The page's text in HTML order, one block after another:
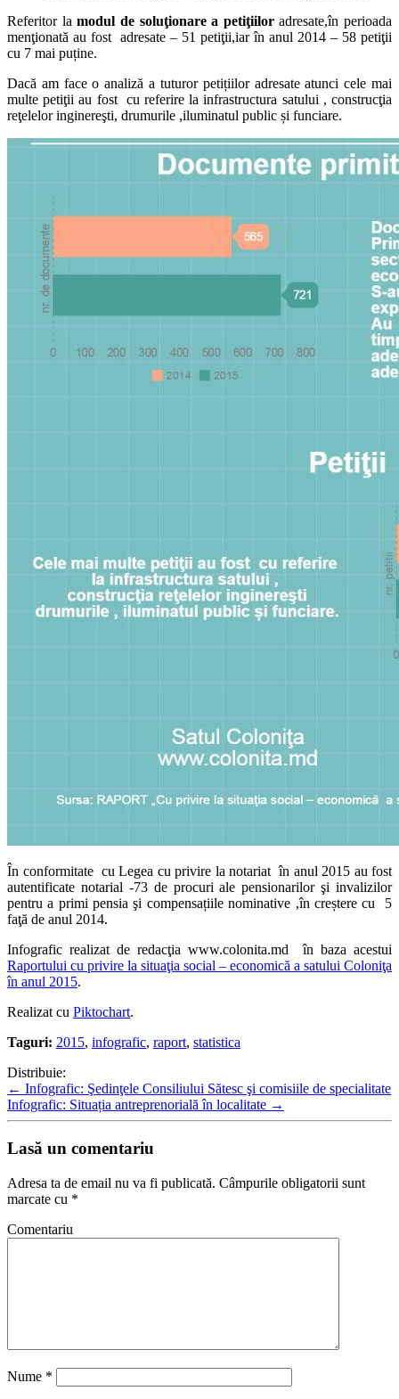
Referitor lamodul de soluţionare a petiţiiloradresate,în perioada
menţionată au fost adresate – 51 petiţii,iar în anul 2014 – 58 petiţii
cu 7 mai puține.
Dacă am face o analiză a tuturor petițiilor adresate atunci cele mai
multe petiţii au fost cu referire la infrastructura satului , construcţia
reţelelor inginereşti, drumurile ,iluminatul public și funciare.
În conformitate cu Legea cu privire la notariat în anul 2015 au fost
autentificate notarial -73 de procuri ale pensionarilor şi invalizilor
pentru a primi pensia şi compensațiile nominative ,în creștere cu 5
faţă de anul 2014.
Infografic realizat de redacţia www.colonita.md în baza acestui
Raportului cu privire la situaţia social – economică a satului Coloniţa
în anul 2015.
Realizat cu Piktochart.
Taguri: 2015, infografic, raport, statistica
Distribuie:
← Infografic: Şedinţele Consiliului Sătesc şi comisiile de specialitate
Infografic: Situația antreprenorială în localitate →
Lasă un comentariu
Adresa ta de email nu va fi publicată. Câmpurile obligatorii sunt
marcate cu *
Comentariu
Nume *